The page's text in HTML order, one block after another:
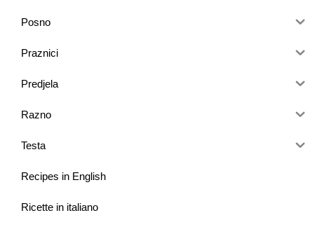
Posno
Praznici
Predjela
Razno
Testa
Recipes in English
Ricette in italiano